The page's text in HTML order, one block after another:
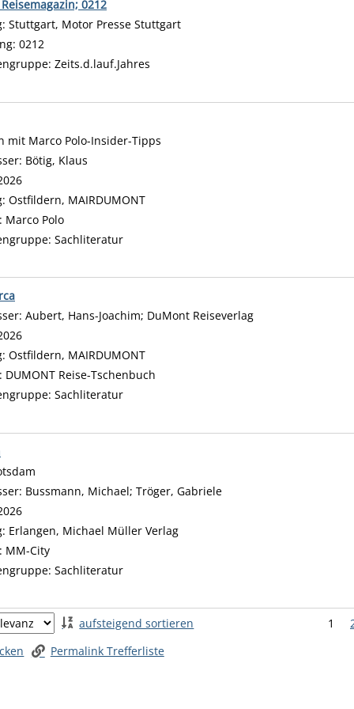
Reisemagazin; 0212
nach diesem Verfasser
Stuttgart, Motor Presse Stuttgart
0212
Zeits.d.lauf.Jahres
mit Marco Polo-Insider-Tipps
Bötig, Klaus
Ostfildern, MAIRDUMONT
Marco Polo
Sachliteratur
Aubert, Hans-Joachim; DuMont Reiseverlag
Ostfildern, MAIRDUMONT
DUMONT Reise-Tschenbuch
Sachliteratur
Bussmann, Michael; Tröger, Gabriele
Erlangen, Michael Müller Verlag
MM-City
Sachliteratur
aufsteigend sortieren 1
Permalink Trefferliste